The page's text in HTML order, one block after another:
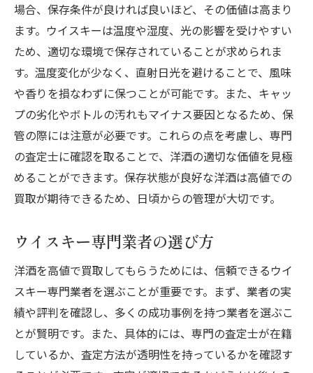
場合、保存条件が良ければ良いほど、その価値は高まり
ます。ウイスキーは温度や湿度、光の影響を受けやすい
ため、適切な環境で保存されていることが求められま
す。温度変化が少なく、直射日光を避けることで、風味
や香りを損なわずに保つことが可能です。また、キャッ
プの劣化やボトルの汚れもマイナス要因となるため、保
管の際には注意が必要です。これらの点を考慮し、専門
の査定士に確認を取ることで、洋酒の適切な価値を見極
めることができます。保存状態が良好な洋酒は高値での
買取が期待できるため、日頃からの管理が大切です。
ウイスキー専門業者の選び方
洋酒を高値で買取してもらうためには、信頼できるウイ
スキー専門業者を選ぶことが重要です。まず、業者の実
績や評判を確認し、多くの成功事例を持つ業者を選ぶこ
とが賢明です。また、具体的には、専門の査定士が在籍
しているか、査定方法が透明性を持っているかを確認す